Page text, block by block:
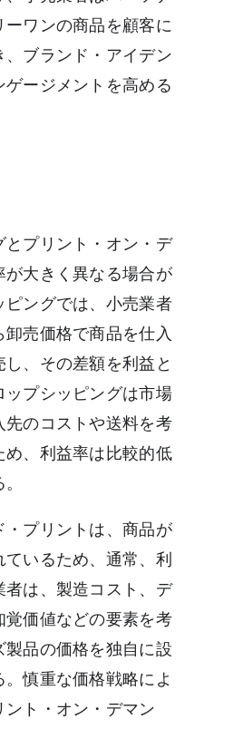
ーワンの商品を顧客に
ブランド・アイデン
ージメントを高める
とプリント・オン・デ
が大きく異なる場合が
ピングでは、小売業者
売価格で商品を仕入
、その差額を利益と
プシッピングは市場
のコストや送料を考
め、利益率は比較的低
プリントは、商品が
いるため、通常、利
は、製造コスト、デ
価値などの要素を考
品の価格を独自に設
慎重な価格戦略によ
ント・オン・デマン